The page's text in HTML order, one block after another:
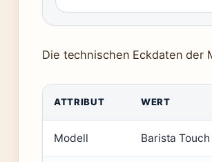
Die technischen Eckdaten der
ATTRIBUT WERT
Modell Barista